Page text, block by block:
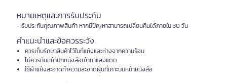
หมายเหตุและการรับประกัน
- รับประกันคุณภาพสินค้า หากมีปัญหาสามารถเปลี่ยนคืนได้ภายใน 30 วัน
คำแนะนำและข้อควรระวัง
ควรเก็บรักษาสินค้าไว้ในที่แห้งและห่างจากความร้อน
ไม่ควรหันหน้าปกหนังสือเข้าหาแสงแดด
ใช้ผ้าแห้งสะอาดทำความสะอาดฝุ่นที่เกาะบนหน้าหนังสือ